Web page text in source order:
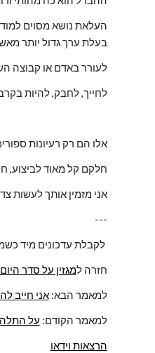
בעלת ערך גדול יותר
לעורר באדם או קבוצה
לחייך, לחבק, להיות
אלו הם רק רעיונות
חלקם קל מאוד לביצוע,
אני מזמין אותך לעשות
---
לקבלת עדכונים מיד - נפתח בחלון חדש
חזרה למגזין על סדר היום
למאמר הבא: אני חייב
למאמר הקודם: על
הרצאות וידאו